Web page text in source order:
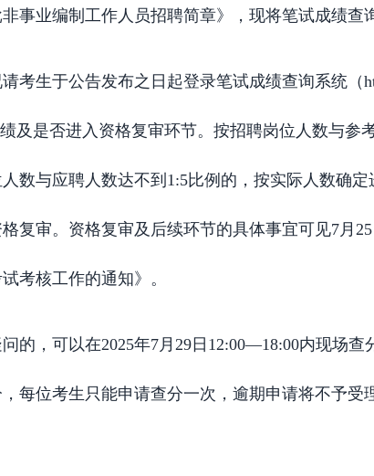
事业编制工作人员招聘简章》，现将笔试成绩查
考生于公告发布之日起登录笔试成绩查询系统（
及是否进入资格复审环节。按招聘岗位人数与参
数与应聘人数达不到1:5比例的，按实际人数确
复审。资格复审及后续环节的具体事宜可见7月
考核工作的通知》。
的，可以在2025年7月29日12:00—18:00内现场
每位考生只能申请查分一次，逾期申请将不予受